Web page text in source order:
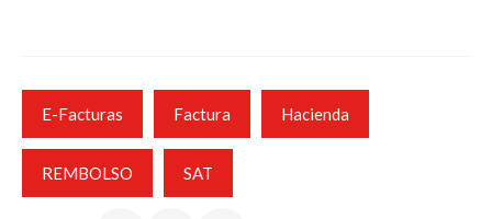
E-Facturas Factura Hacienda
REMBOLSO SAT